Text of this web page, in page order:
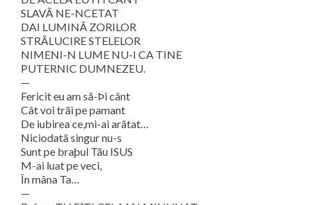
SLAVÃ NE-NCETAT
DAI LUMINÃ ZORILOR
STRÃLUCIRE STELELOR
NIMENI-N LUME NU-I CA TINE
PUTERNIC DUMNEZEU.
—
Fericit eu am sã-Þi cânt
Cât voi trãi pe pamant
De iubirea ce,mi-ai arãtat…
Niciodatã singur nu-s
Sunt pe braþul Tãu ISUS
M-ai luat pe veci,
În mâna Ta…
—